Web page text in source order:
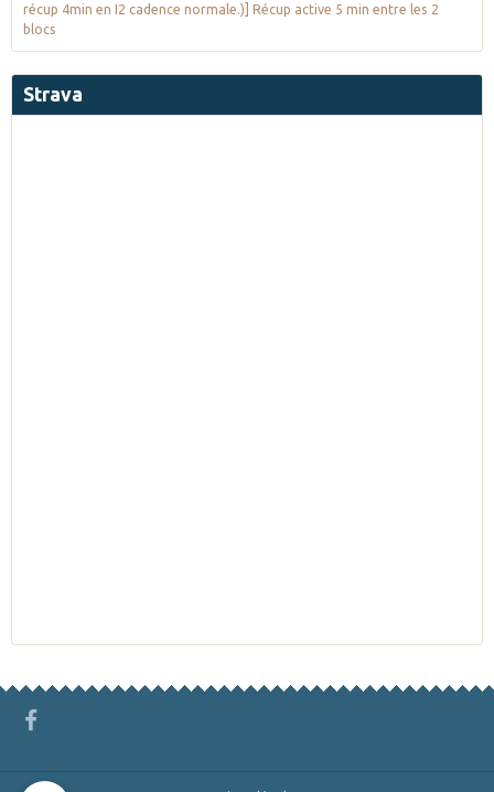
récup 4min en I2 cadence normale.)] Récup active 5 min entre les 2
blocs
Strava